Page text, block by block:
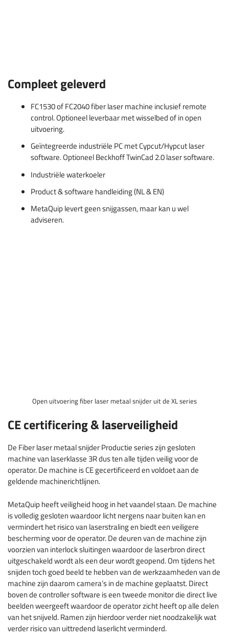
Compleet geleverd
FC1530 of FC2040 fiber laser machine inclusief remote
control. Optioneel leverbaar met wisselbed of in open
uitvoering.
Geïntegreerde industriële PC met Cypcut/Hypcut laser
software. Optioneel Beckhoff TwinCad 2.0 laser software.
Industriële waterkoeler
Product & software handleiding (NL & EN)
MetaQuip levert geen snijgassen, maar kan u wel
adviseren.
Open uitvoering fiber laser metaal snijder uit de XL series
CE certificering & laserveiligheid
De Fiber laser metaal snijder Productie series zijn gesloten
machine van laserklasse 3R dus ten alle tijden veilig voor de
operator. De machine is CE gecertificeerd en voldoet aan de
geldende machinerichtlijnen.
MetaQuip heeft veiligheid hoog in het vaandel staan. De machine
is volledig gesloten waardoor licht nergens naar buiten kan en
vermindert het risico van laserstraling en biedt een veiligere
bescherming voor de operator. De deuren van de machine zijn
voorzien van interlock sluitingen waardoor de laserbron direct
uitgeschakeld wordt als een deur wordt geopend. Om tijdens het
snijden toch goed beeld te hebben van de werkzaamheden van de
machine zijn daarom camera’s in de machine geplaatst. Direct
boven de controller software is een tweede monitor die direct live
beelden weergeeft waardoor de operator zicht heeft op alle delen
van het snijveld. Ramen zijn hierdoor verder niet noodzakelijk wat
verder risico van uittredend laserlicht verminderd.